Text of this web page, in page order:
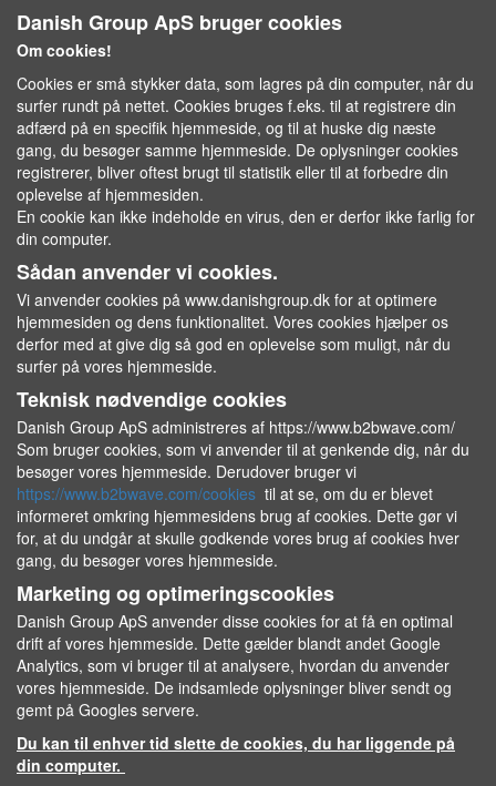
Danish Group ApS bruger cookies
Om cookies!
Cookies er små stykker data, som lagres på din computer, når du
surfer rundt på nettet. Cookies bruges f.eks. til at registrere din
adfærd på en specifik hjemmeside, og til at huske dig næste
gang, du besøger samme hjemmeside. De oplysninger cookies
registrerer, bliver oftest brugt til statistik eller til at forbedre din
oplevelse af hjemmesiden.
En cookie kan ikke indeholde en virus, den er derfor ikke farlig for
din computer.
Sådan anvender vi cookies.
Vi anvender cookies på www.danishgroup.dk for at optimere
hjemmesiden og dens funktionalitet. Vores cookies hjælper os
derfor med at give dig så god en oplevelse som muligt, når du
surfer på vores hjemmeside.
Teknisk nødvendige cookies
Danish Group ApS administreres af https://www.b2bwave.com/
Som bruger cookies, som vi anvender til at genkende dig, når du
besøger vores hjemmeside. Derudover bruger vi
https://www.b2bwave.com/cookies til at se, om du er blevet
informeret omkring hjemmesidens brug af cookies. Dette gør vi
for, at du undgår at skulle godkende vores brug af cookies hver
gang, du besøger vores hjemmeside.
Marketing og optimeringscookies
Danish Group ApS anvender disse cookies for at få en optimal
drift af vores hjemmeside. Dette gælder blandt andet Google
Analytics, som vi bruger til at analysere, hvordan du anvender
vores hjemmeside. De indsamlede oplysninger bliver sendt og
gemt på Googles servere.
Du kan til enhver tid slette de cookies, du har liggende på
din computer.